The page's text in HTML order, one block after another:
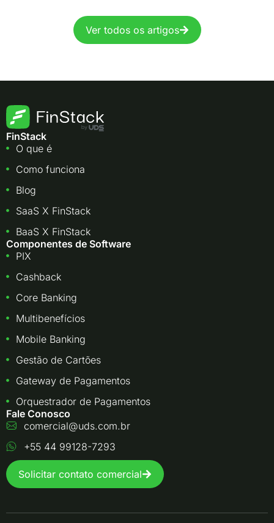
Ver todos os artigos
FinStack
O que é
Como funciona
Blog
SaaS X FinStack
BaaS X FinStack
Componentes de Software
PIX
Cashback
Core Banking
Multibenefícios
Mobile Banking
Gestão de Cartões
Gateway de Pagamentos
Orquestrador de Pagamentos
Fale Conosco
comercial@uds.com.br
+55 44 99128-7293
Solicitar contato comercial